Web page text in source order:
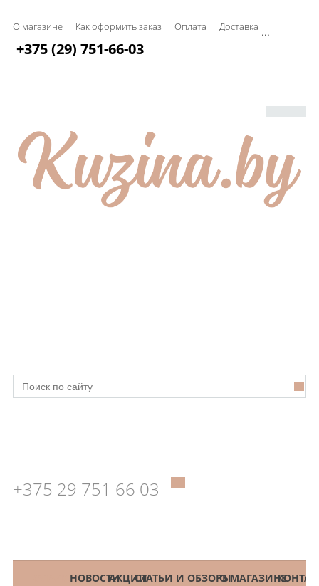
О магазине Как оформить заказ Оплата Доставка ...
+375 (29) 751-66-03
+375 29 751 66 03
КАТАЛОГНОВОСТИАКЦИИСТАТЬИ И ОБЗОРЫО МАГАЗИНЕ